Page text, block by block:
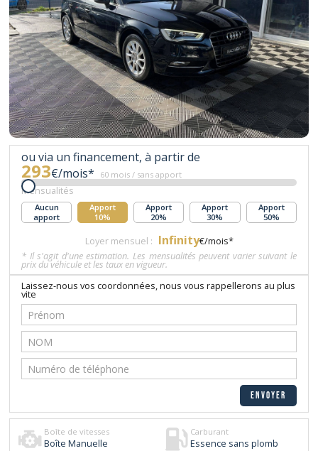
ou via un financement, à partir de
293€/mois* 60 mois / sans apport
Mensualités
Aucun
apport
Apport
10%
Apport
20%
Apport
30%
Apport
50%
Loyer mensuel : Infinity€/mois*
* Il s'agit d'une estimation. Les mensualités peuvent varier suivant le
prix du véhicule et les taux en vigueur.
Laissez-nous vos coordonnées, nous vous rappellerons au plus
vite
Boîte de vitesses
Boîte Manuelle
Carburant
Essence sans plomb